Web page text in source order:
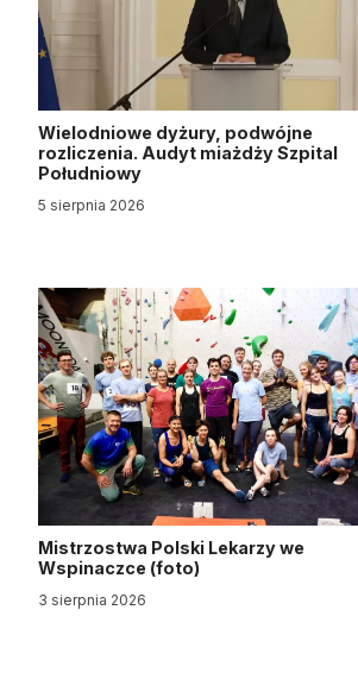
Wielodniowe dyżury, podwójne
rozliczenia. Audyt miażdży Szpital
Południowy
5 sierpnia 2026
Mistrzostwa Polski Lekarzy we
Wspinaczce (foto)
3 sierpnia 2026